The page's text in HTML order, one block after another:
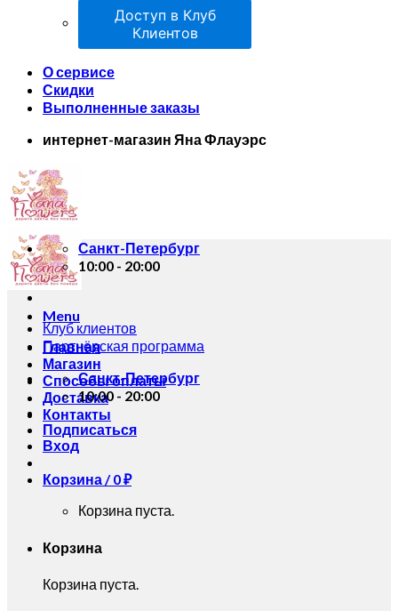
Доступ в Клуб
Клиентов
О сервисе
Скидки
Выполненные заказы
интернет-магазин Яна Флауэрс
Menu
Главная
Магазин
Способы оплаты
Доставка
Контакты
Вход
Корзина /0₽
Корзина пуста.
Корзина
Корзина пуста.
Санкт-Петербург
10:00 - 20:00
Клуб клиентов
Партнёрская программа
Санкт-Петербург
10:00 - 20:00
Подписаться